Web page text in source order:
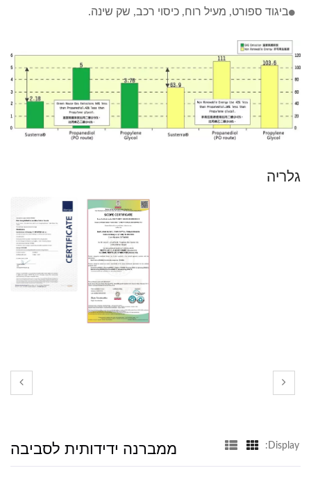
ביגוד ספורט, מעיל רוח, כיסוי רכב, שק שינה.
גלריה
ממברנה ידידותית לסביבה Display: